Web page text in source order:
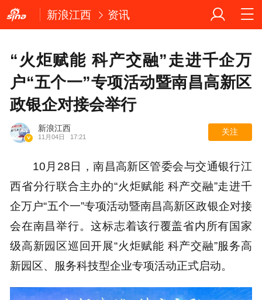
新浪江西 资讯
“火炬赋能 科产交融”走进千企万
户“五个一”专项活动暨南昌高新区
政银企对接会举行
新浪江西
11月04日 17:21
关注
10月28日，南昌高新区管委会与交通银行江
西省分行联合主办的“火炬赋能 科产交融”走进千
企万户“五个一”专项活动暨南昌高新区政银企对接
会在南昌举行。这标志着该行覆盖省内所有国家
级高新园区巡回开展“火炬赋能 科产交融”服务高
新园区、服务科技型企业专项活动正式启动。